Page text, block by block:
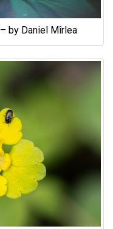
– by Daniel Mîrlea